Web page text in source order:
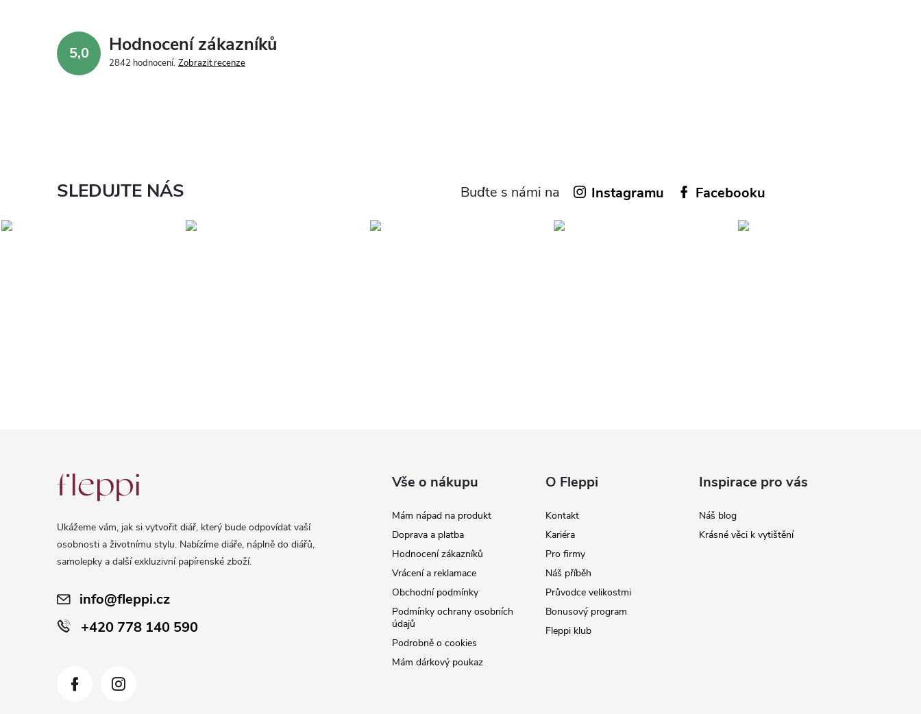
5,0 Hodnocení zákazníků
2842 hodnocení Zobrazit recenze
SLEDUJTE NÁS Buďte s námi na Instagramu Facebooku
Ukážeme vám, jak si vytvořit diář, který bude odpovídat vaší
osobnosti a životnímu stylu. Nabízíme diáře, náplně do diářů,
samolepky a další exkluzivní papírenské zboží.
info@fleppi.cz
+420 778 140 590
Vše o nákupu
Mám nápad na produkt
Doprava a platba
Hodnocení zákazníků
Vrácení a reklamace
Obchodní podmínky
Podmínky ochrany osobních
údajů
Podrobně o cookies
Mám dárkový poukaz
O Fleppi
Kontakt
Kariéra
Pro firmy
Náš příběh
Průvodce velikostmi
Bonusový program
Fleppi klub
Inspirace pro vás
Náš blog
Krásné věci k vytištění